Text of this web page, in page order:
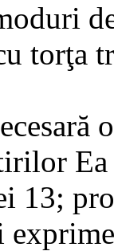
13;